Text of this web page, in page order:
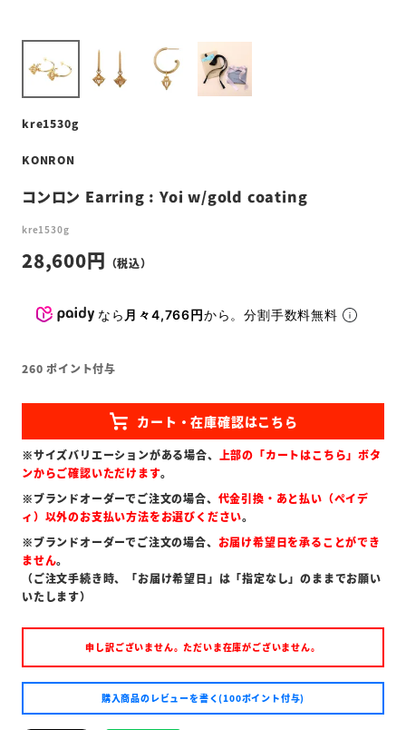
kre1530g
KONRON
コンロン Earring : Yoi w/gold coating
kre1530g
28,600
なら 月々4,766円から。分割手数料無料
260 ポイント付与
※サイズバリエーションがある場合、 上部の「カートはこちら」ボタ
ンからご確認いただけます。
※ブランドオーダーでご注文の場合、 代金引換・あと払い（ペイデ
ィ）以外のお支払い方法をお選びください。
※ブランドオーダーでご注文の場合、 お届け希望日を承ることができ
ません。
（ご注文手続き時、「お届け希望日」は「指定なし」のままでお願い
いたします）
申し訳ございません。ただいま在庫がございません。
購入商品のレビューを書く(100ポイント付与)